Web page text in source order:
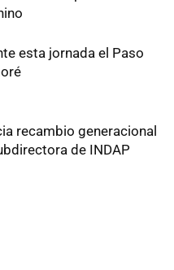
esta jornada el Paso
recambio generacional
de INDAP